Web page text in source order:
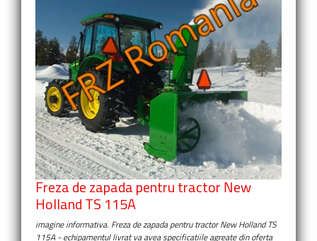
Freza de zapada pentru tractor New
Holland TS 115A
imagine informativa. Freza de zapada pentru tractor New Holland TS
115A - echipamentul livrat va avea specificatiile agreate din oferta